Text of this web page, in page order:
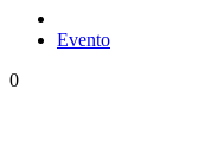
Evento
0